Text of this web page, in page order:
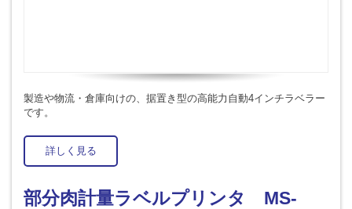
製造や物流・倉庫向けの、据置き型の高能力自動4インチラベラー
です。
詳しく見る
部分肉計量ラベルプリンタ MS-